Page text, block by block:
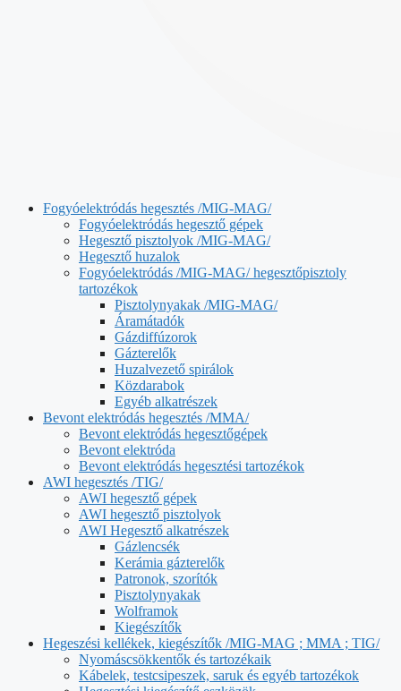
Fogyóelektródás hegesztés /MIG-MAG/
Fogyóelektródás hegesztő gépek
Hegesztő pisztolyok /MIG-MAG/
Hegesztő huzalok
Fogyóelektródás /MIG-MAG/ hegesztőpisztoly
tartozékok
Pisztolynyakak /MIG-MAG/
Áramátadók
Gázdiffúzorok
Gázterelők
Huzalvezető spirálok
Közdarabok
Egyéb alkatrészek
Bevont elektródás hegesztés /MMA/
Bevont elektródás hegesztőgépek
Bevont elektróda
Bevont elektródás hegesztési tartozékok
AWI hegesztés /TIG/
AWI hegesztő gépek
AWI hegesztő pisztolyok
AWI Hegesztő alkatrészek
Gázlencsék
Kerámia gázterelők
Patronok, szorítók
Pisztolynyakak
Wolframok
Kiegészítők
Hegeszési kellékek, kiegészítők /MIG-MAG ; MMA ; TIG/
Nyomáscsökkentők és tartozékaik
Kábelek, testcsipeszek, saruk és egyéb tartozékok